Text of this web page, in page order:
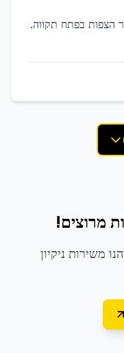
הצפות בפתח תקווה.
מרוצים!
משירות ניקיון